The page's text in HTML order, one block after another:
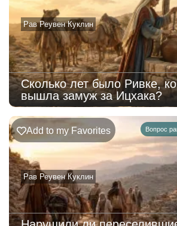
Рав Реувен Куклин
Сколько лет было Ривке,
вышла замуж за Ицхака?
Вопрос
Рав Реувен Куклин
Add to my Favorites